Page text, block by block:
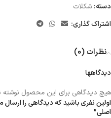
دسته: شکلات
اشتراک گذاری:
نظرات (0)
دیدگاهها
هیچ دیدگاهی برای این محصول
اصلی”